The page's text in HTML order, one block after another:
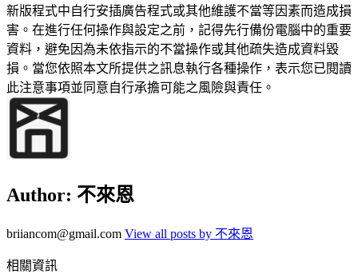
新版程式中自行安插廣告程式或其他維護不當等因素而造成損
害。在進行任何操作與設定之前，記得先行備份電腦中的重要
資料，避免因為未依指示的不當操作或其他疏失造成資料毀
損。當您依照本文所提供之訊息執行各種操作，表示您已閱讀
此注意事項並同意自行承擔可能之風險與責任。
Author: 不來恩
briiancom@gmail.com View all posts by 不來恩
相關資訊